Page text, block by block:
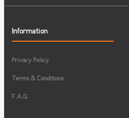
Information
Privacy Policy
Terms & Conditions
F.A.Q